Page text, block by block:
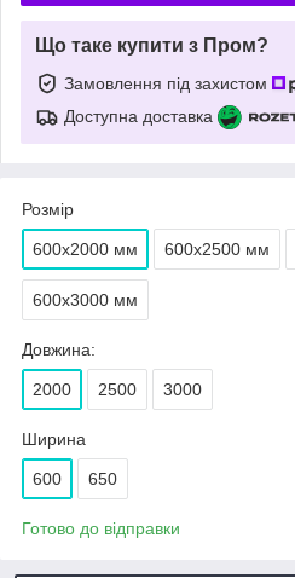
Що таке купити з Пром?
Замовлення під захистом
Доступна доставка
Розмір
600х2000 мм 600х2500 мм
600х3000 мм
Довжина:
2000 2500 3000
Ширина
600 650
Готово до відправки